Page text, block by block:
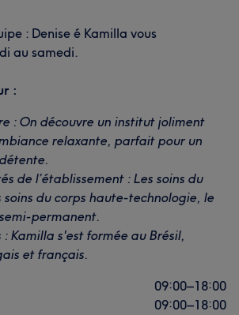
: Denise é Kamilla vous
au samedi.
:
: On découvre un institut joliment
relaxante, parfait pour un
de l’établissement : Les soins du
soins du corps haute-technologie, le
permanent.
Kamilla s'est formée au Brésil,
et français.
09:00–18:00
09:00–18:00